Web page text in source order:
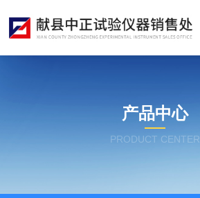
产品中心
PRODUCT CENTER